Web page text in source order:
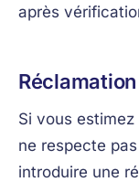
après
Réclamation
Si vous
ne respecte
introduire une